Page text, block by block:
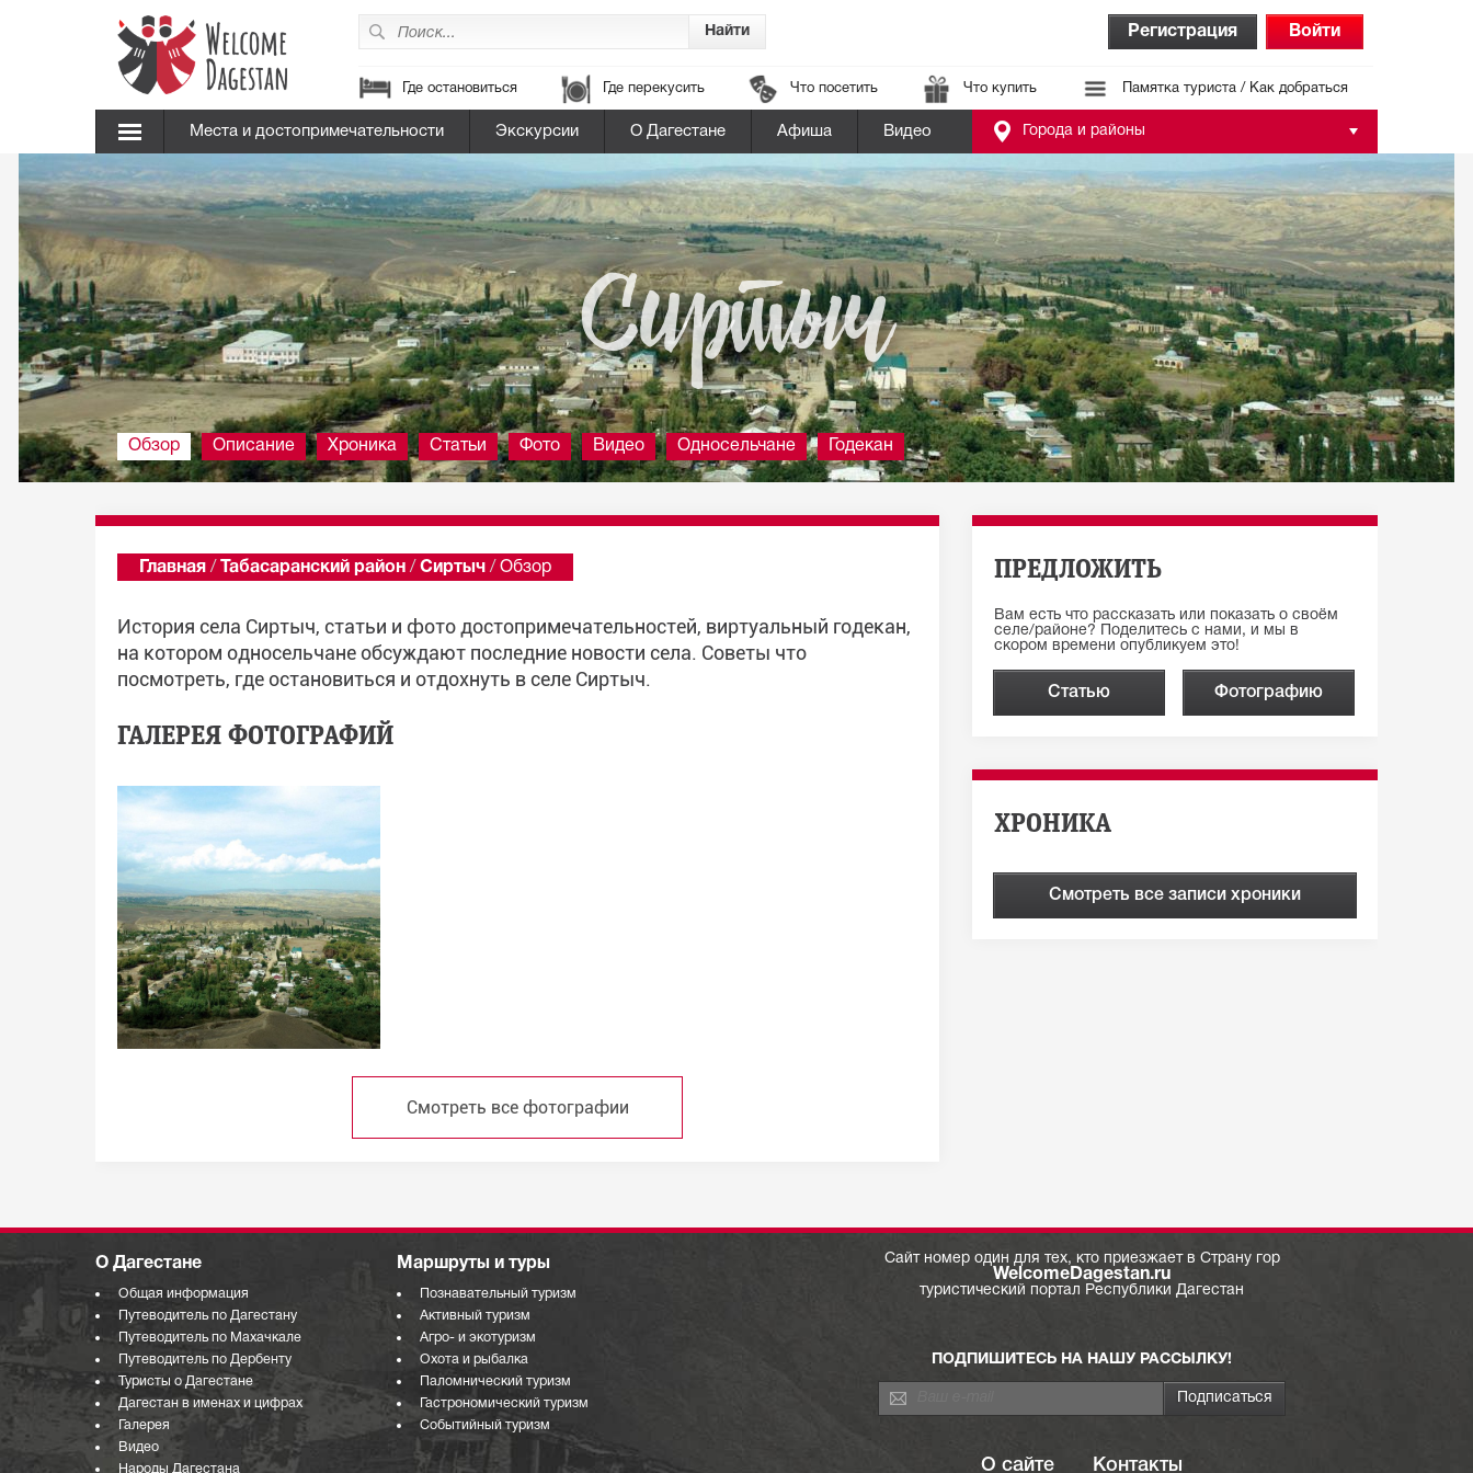
Регистрация Войти
Где остановиться Где перекусить Что посетить Что купить Памятка туриста / Как добраться
Места и достопримечательности Экскурсии О Дагестане Афиша Видео Города и районы
Сиртыч
Обзор Описание Хроника Статьи Фото Видео Односельчане Годекан
Главная / Табасаранский район / Сиртыч / Обзор
История села Сиртыч, статьи и фото достопримечательностей, виртуальный годекан,
на котором односельчане обсуждают последние новости села. Советы что
посмотреть, где остановиться и отдохнуть в селе Сиртыч.
ГАЛЕРЕЯ ФОТОГРАФИЙ
Смотреть все фотографии
ПРЕДЛОЖИТЬ
Вам есть что рассказать или показать о своём
селе/районе? Поделитесь с нами, и мы в
скором времени опубликуем это!
Статью Фотографию
ХРОНИКА
Смотреть все записи хроники
О Дагестане
Общая информация
Путеводитель по Дагестану
Путеводитель по Махачкале
Путеводитель по Дербенту
Туристы о Дагестане
Дагестан в именах и цифрах
Галерея
Видео
Народы Дагестана
Маршруты и туры
Познавательный туризм
Активный туризм
Агро- и экотуризм
Охота и рыбалка
Паломнический туризм
Гастрономический туризм
Событийный туризм
Сайт номер один для тех, кто приезжает в Страну гор
WelcomeDagestan.ru
туристический портал Республики Дагестан
ПОДПИШИТЕСЬ НА НАШУ РАССЫЛКУ!
О сайте Контакты